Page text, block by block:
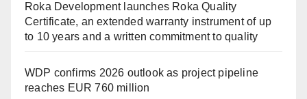
Roka Development launches Roka Quality
Certificate, an extended warranty instrument of up
to 10 years and a written commitment to quality
WDP confirms 2026 outlook as project pipeline
reaches EUR 760 million